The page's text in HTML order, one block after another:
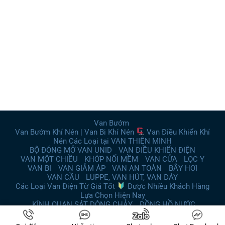
Van Bướm
Van Bướm Khí Nén | Van Bi Khí Nén
Van Điều Khiển Khí
Nén Các Loại tại VAN THIÊN MINH
BỘ ĐÓNG MỞ VAN UNID
VAN ĐIỀU KHIỂN ĐIỆN
VAN MỘT CHIỀU
KHỚP NỐI MỀM VAN CỬA
LỌC Y
VAN BI
VAN GIẢM ÁP VAN AN TOÀN
BẪY HƠI
VAN CẦU
LUPPE, VAN HÚT, VAN ĐÁY
Các Loại Van Điện Từ Giá Tốt
Được Nhiều Khách Hàng
Lựa Chọn Hiện Nay
KÍNH QUAN SÁT DÒNG CHẢY
ĐỒNG HỒ NƯỚC
Copyright 2026 © Van Thiên Minh. SEO by Alenco.vn